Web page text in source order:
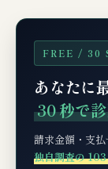
FREE / 30
あなたに
30 秒で
請求金額・支払
独自調査の